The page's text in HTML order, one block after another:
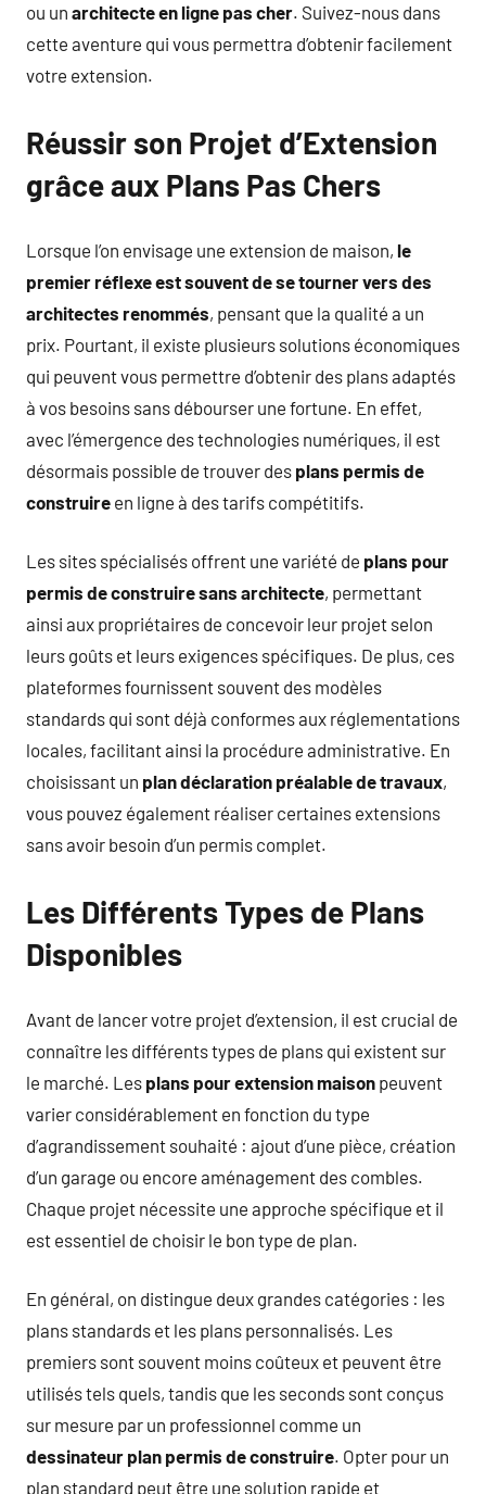
ou un architecte en ligne pas cher. Suivez-nous dans
cette aventure qui vous permettra d’obtenir facilement
votre extension.
Réussir son Projet d’Extension
grâce aux Plans Pas Chers
Lorsque l’on envisage une extension de maison, le
premier réflexe est souvent de se tourner vers des
architectes renommés, pensant que la qualité a un
prix. Pourtant, il existe plusieurs solutions économiques
qui peuvent vous permettre d’obtenir des plans adaptés
à vos besoins sans débourser une fortune. En effet,
avec l’émergence des technologies numériques, il est
désormais possible de trouver des plans permis de
construire en ligne à des tarifs compétitifs.
Les sites spécialisés offrent une variété de plans pour
permis de construire sans architecte, permettant
ainsi aux propriétaires de concevoir leur projet selon
leurs goûts et leurs exigences spécifiques. De plus, ces
plateformes fournissent souvent des modèles
standards qui sont déjà conformes aux réglementations
locales, facilitant ainsi la procédure administrative. En
choisissant un plan déclaration préalable de travaux,
vous pouvez également réaliser certaines extensions
sans avoir besoin d’un permis complet.
Les Différents Types de Plans
Disponibles
Avant de lancer votre projet d’extension, il est crucial de
connaître les différents types de plans qui existent sur
le marché. Les plans pour extension maison peuvent
varier considérablement en fonction du type
d’agrandissement souhaité : ajout d’une pièce, création
d’un garage ou encore aménagement des combles.
Chaque projet nécessite une approche spécifique et il
est essentiel de choisir le bon type de plan.
En général, on distingue deux grandes catégories : les
plans standards et les plans personnalisés. Les
premiers sont souvent moins coûteux et peuvent être
utilisés tels quels, tandis que les seconds sont conçus
sur mesure par un professionnel comme un
dessinateur plan permis de construire. Opter pour un
plan standard peut être une solution rapide et